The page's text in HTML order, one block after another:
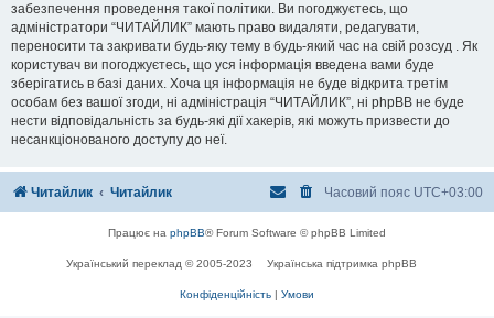
забезпечення проведення такої політики. Ви погоджуєтесь, що
адміністратори “ЧИТАЙЛИК” мають право видаляти, редагувати,
переносити та закривати будь-яку тему в будь-який час на свій розсуд . Як
користувач ви погоджуєтесь, що уся інформація введена вами буде
зберігатись в базі даних. Хоча ця інформація не буде відкрита третім
особам без вашої згоди, ні адміністрація “ЧИТАЙЛИК”, ні phpBB не буде
нести відповідальність за будь-які дії хакерів, які можуть призвести до
несанкціонованого доступу до неї.
Читайлик Читайлик Часовий пояс UTC+03:00
Працює на phpBB® Forum Software © phpBB Limited
Український переклад © 2005-2023 Українська підтримка phpBB
Конфіденційність Умови